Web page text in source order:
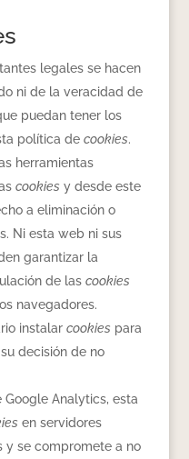
legales se hacen
ni de la veracidad de
puedan tener los
política de cookies.
herramientas
cookies y desde este
a eliminación o
Ni esta web ni sus
garantizar la
de las cookies
navegadores.
instalar cookies para
decisión de no
Google Analytics, esta
en servidores
y se compromete a no